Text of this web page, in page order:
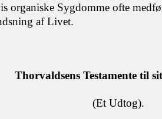
organiske Sygdomme ofte
af Livet.
Thorvaldsens Testamente til
(Et Udtog).